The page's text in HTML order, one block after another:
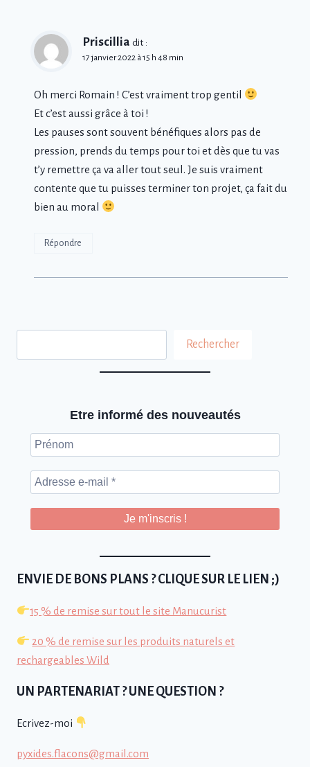
Priscillia dit :
17 janvier 2022 à 15 h 48 min
Oh merci Romain ! C’est vraiment trop gentil
Et c’est aussi grâce à toi !
Les pauses sont souvent bénéfiques alors pas de
pression, prends du temps pour toi et dès que tu vas
t’y remettre ça va aller tout seul. Je suis vraiment
contente que tu puisses terminer ton projet, ça fait du
bien au moral
Répondre
Rechercher
Etre informé des nouveautés
Prénom
Adresse
e-
mail
ENVIE DE BONS PLANS ? CLIQUE SUR LE LIEN ;)
15 % de remise sur tout le site Manucurist
20 % de remise sur les produits naturels et
rechargeables Wild
UN PARTENARIAT ? UNE QUESTION ?
Ecrivez-moi
pyxides.flacons@gmail.com